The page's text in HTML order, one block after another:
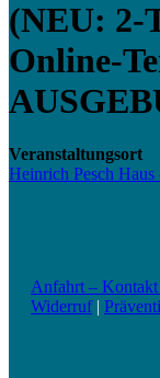
(NEU: 2-
Online-
Veranstaltungsort
Heinrich Pesch
Anfahrt –
Widerruf|